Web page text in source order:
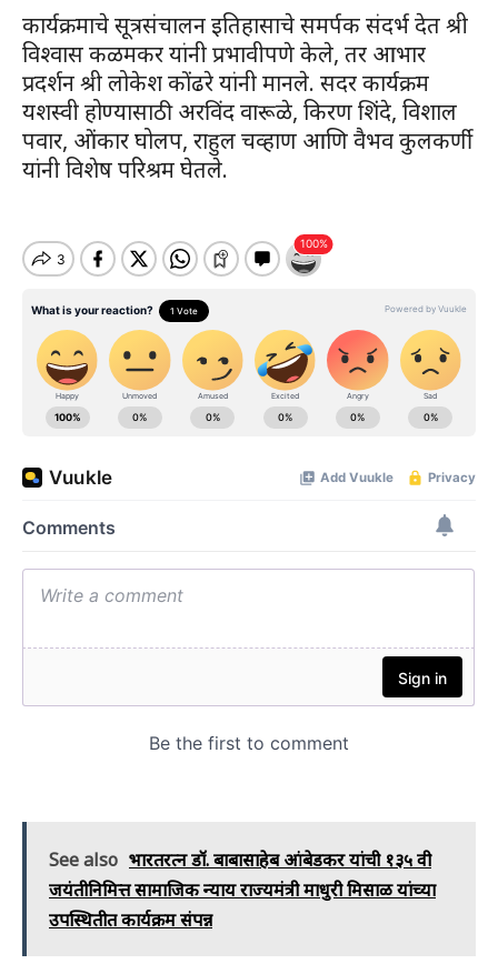
कार्यक्रमाचे सूत्रसंचालन इतिहासाचे समर्पक संदर्भ देत श्री
विश्वास कळमकर यांनी प्रभावीपणे केले, तर आभार
प्रदर्शन श्री लोकेश कोंढरे यांनी मानले. सदर कार्यक्रम
यशस्वी होण्यासाठी अरविंद वारूळे, किरण शिंदे, विशाल
पवार, ओंकार घोलप, राहुल चव्हाण आणि वैभव कुलकर्णी
यांनी विशेष परिश्रम घेतले.
See also भारतरत्‍न डॉ. बाबासाहेब आंबेडकर यांची १३५ वी
जयंतीनिमित्त सामाजिक न्याय राज्यमंत्री माधुरी मिसाळ यांच्या
उपस्थितीत कार्यक्रम संपन्न